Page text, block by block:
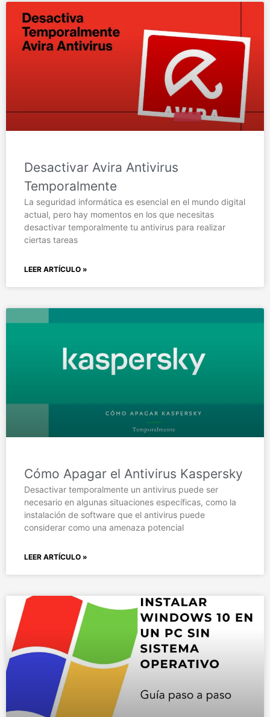
Desactivar Avira Antivirus
Temporalmente
La seguridad informática es esencial en el mundo digital
actual, pero hay momentos en los que necesitas
desactivar temporalmente tu antivirus para realizar
ciertas tareas
LEER ARTÍCULO »
Cómo Apagar el Antivirus Kaspersky
Desactivar temporalmente un antivirus puede ser
necesario en algunas situaciones específicas, como la
instalación de software que el antivirus puede
considerar como una amenaza potencial
LEER ARTÍCULO »